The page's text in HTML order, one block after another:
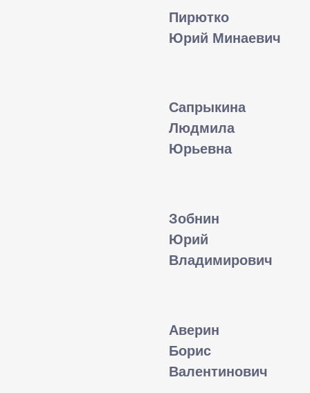
Пирютко
Юрий Минаевич
Сапрыкина
Людмила
Юрьевна
Зобнин
Юрий
Владимирович
Аверин
Борис
Валентинович